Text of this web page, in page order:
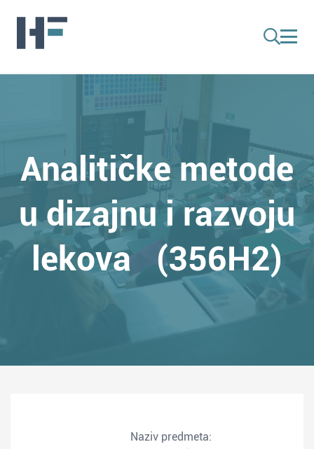
Analitičke metode
u dizajnu i razvoju
lekova (356H2)
Naziv predmeta: